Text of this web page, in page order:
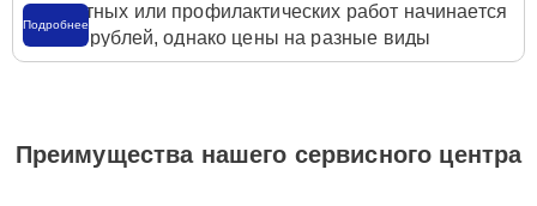
ремонтных или профилактических работ начинается
от 380 рублей, однако цены на разные виды
комплектующих могут различаться. Полную
службы заботы о клиентах. Для расчета итоговой
стоимости ремонта сабвуфера достаточно
Подробнее
Преимущества нашего сервисного центра